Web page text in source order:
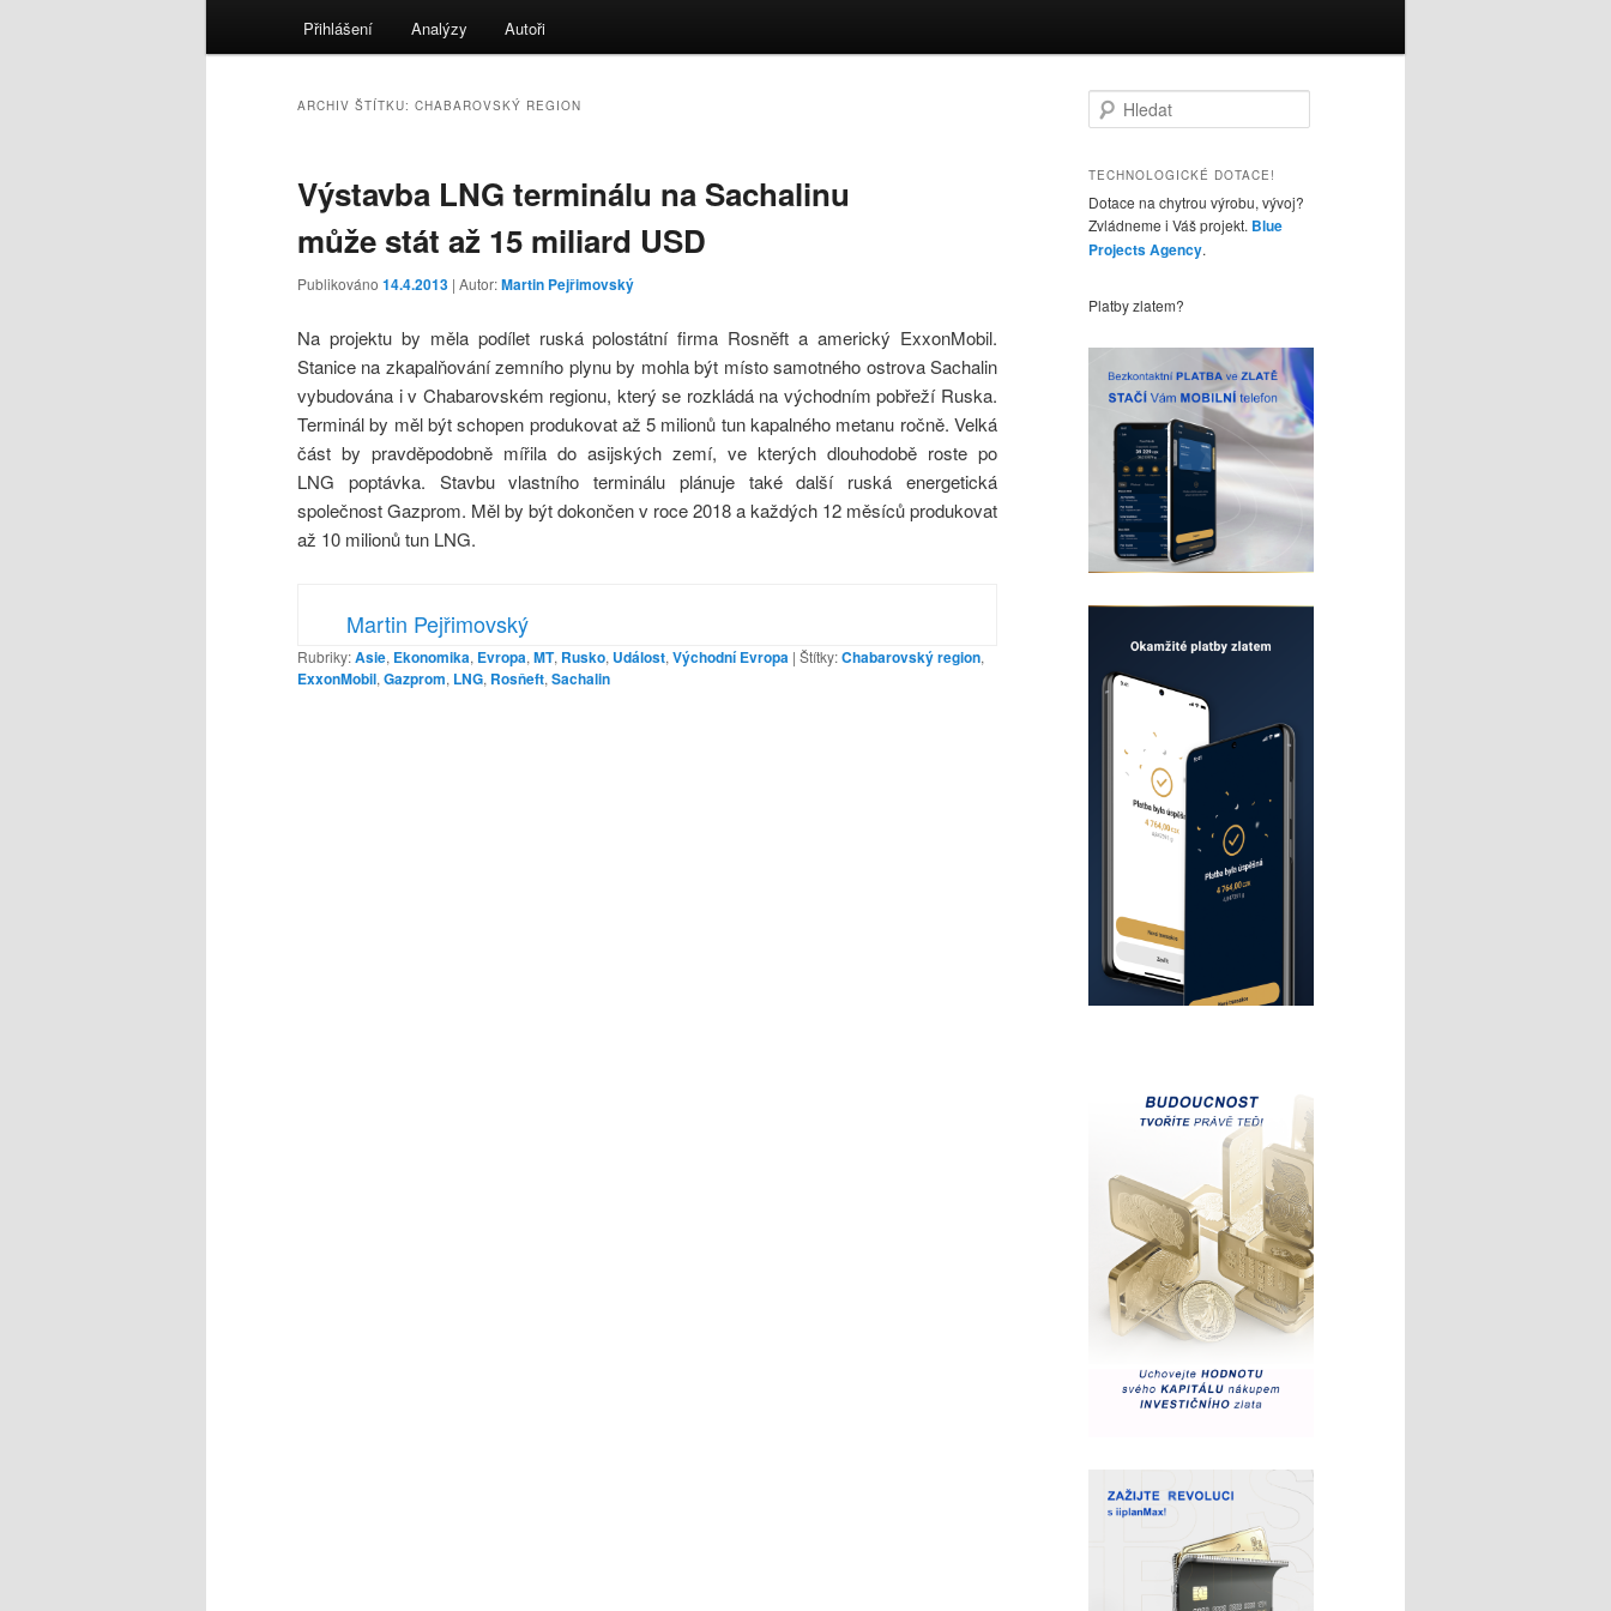
Přihlášení Analýzy Autoři
ARCHIV ŠTÍTKU: CHABAROVSKÝ REGION
Výstavba LNG terminálu na Sachalinu
může stát až 15 miliard USD
Publikováno 14.4.2013 | Autor:Martin Pejřimovský
Na projektu by měla podílet ruská polostátní firma Rosněft a americký ExxonMobil.
Stanice na zkapalňování zemního plynu by mohla být místo samotného ostrova Sachalin
vybudována i v Chabarovském regionu, který se rozkládá na východním pobřeží Ruska.
Terminál by měl být schopen produkovat až 5 milionů tun kapalného metanu ročně. Velká
část by pravděpodobně mířila do asijských zemí, ve kterých dlouhodobě roste po
LNG poptávka. Stavbu vlastního terminálu plánuje také další ruská energetická
společnost Gazprom. Měl by být dokončen v roce 2018 a každých 12 měsíců produkovat
až 10 milionů tun LNG.
Martin Pejřimovský
Rubriky:Asie, Ekonomika, Evropa, MT, Rusko, Událost, Východní Evropa | Štítky:Chabarovský region,
ExxonMobil, Gazprom, LNG, Rosňeft, Sachalin
l
d
t
TECHNOLOGICKÉ DOTACE!
Dotace na chytrou výrobu, vývoj?
Zvládneme i Váš projekt. Blue
Projects Agency.
Platby zlatem?